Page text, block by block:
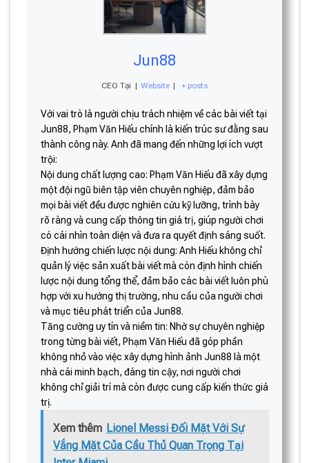
Jun88
CEO Tại | Website | + posts
Với vai trò là người chịu trách nhiệm về các bài viết tại
Jun88, Phạm Văn Hiếu chính là kiến trúc sư đằng sau
thành công này. Anh đã mang đến những lợi ích vượt
trội:
Nội dung chất lượng cao: Phạm Văn Hiếu đã xây dựng
một đội ngũ biên tập viên chuyên nghiệp, đảm bảo
mọi bài viết đều được nghiên cứu kỹ lưỡng, trình bày
rõ ràng và cung cấp thông tin giá trị, giúp người chơi
có cái nhìn toàn diện và đưa ra quyết định sáng suốt.
Định hướng chiến lược nội dung: Anh Hiếu không chỉ
quản lý việc sản xuất bài viết mà còn định hình chiến
lược nội dung tổng thể, đảm bảo các bài viết luôn phù
hợp với xu hướng thị trường, nhu cầu của người chơi
và mục tiêu phát triển của Jun88.
Tăng cường uy tín và niềm tin: Nhờ sự chuyên nghiệp
trong từng bài viết, Phạm Văn Hiếu đã góp phần
không nhỏ vào việc xây dựng hình ảnh Jun88 là một
nhà cái minh bạch, đáng tin cậy, nơi người chơi
không chỉ giải trí mà còn được cung cấp kiến thức giá
trị.
Xem thêm Lionel Messi Đối Mặt Với Sự
Vắng Mặt Của Cầu Thủ Quan Trọng Tại